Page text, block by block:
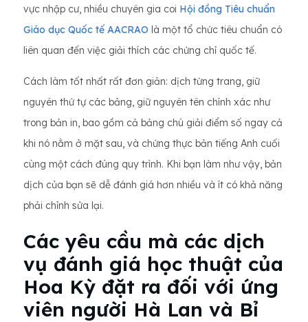
vực nhập cư, nhiều chuyên gia coi Hội đồng Tiêu chuẩn
Giáo dục Quốc tế AACRAO là một tổ chức tiêu chuẩn có
liên quan đến việc giải thích các chứng chỉ quốc tế.
Cách làm tốt nhất rất đơn giản: dịch từng trang, giữ
nguyên thứ tự các bảng, giữ nguyên tên chính xác như
trong bản in, bao gồm cả bảng chú giải điểm số ngay cả
khi nó nằm ở mặt sau, và chứng thực bản tiếng Anh cuối
cùng một cách đúng quy trình. Khi bạn làm như vậy, bản
dịch của bạn sẽ dễ đánh giá hơn nhiều và ít có khả năng
phải chỉnh sửa lại.
Các yêu cầu mà các dịch
vụ đánh giá học thuật của
Hoa Kỳ đặt ra đối với ứng
viên người Hà Lan và Bỉ